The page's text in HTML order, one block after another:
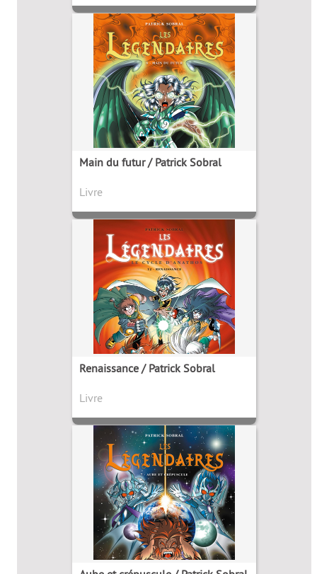
Main du futur / Patrick Sobral
Livre
Renaissance / Patrick Sobral
Livre